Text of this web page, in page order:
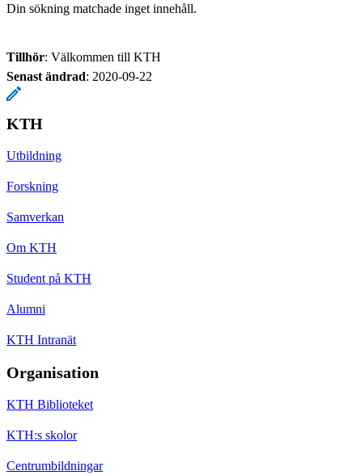
Din sökning matchade inget innehåll.
Tillhör: Välkommen till KTH
Senast ändrad: 2020-09-22
KTH
Utbildning
Forskning
Samverkan
Om KTH
Student på KTH
Alumni
KTH Intranät
Organisation
KTH Biblioteket
KTH:s skolor
Centrumbildningar